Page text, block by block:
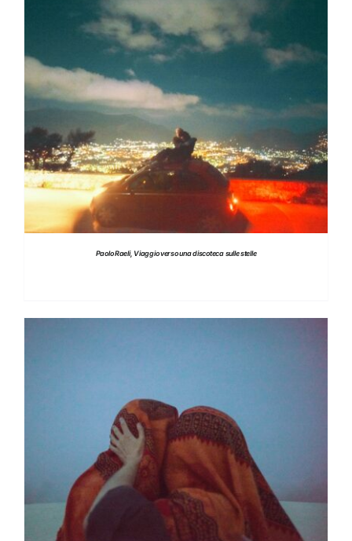
DETTAGLI
Paolo Raeli, Viaggio verso una discoteca sulle stelle
DETTAGLI